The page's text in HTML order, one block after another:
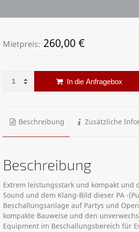
Mietpreis: 260,00 €
TW Audio System – 5,4 kW Menge
In die Anfragebox
Beschreibung Zusätzliche
Beschreibung
Extrem leistungsstark und kompakt und
Sound und dem Klang-Bild dieser PA -
Beschallungsanlage auf Partys und
kompakte Bauweise und den
Equipment im Beschallungsbereich für